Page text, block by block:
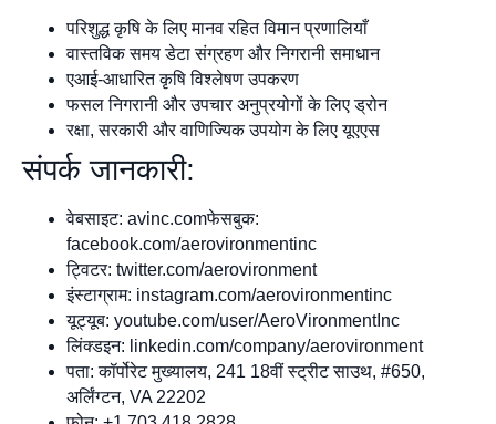
परिशुद्ध कृषि के लिए मानव रहित विमान प्रणालियाँ
वास्तविक समय डेटा संग्रहण और निगरानी समाधान
एआई-आधारित कृषि विश्लेषण उपकरण
फसल निगरानी और उपचार अनुप्रयोगों के लिए ड्रोन
रक्षा, सरकारी और वाणिज्यिक उपयोग के लिए यूएएस
संपर्क जानकारी:
वेबसाइट: avinc.comफेसबुक:
facebook.com/aerovironmentinc
ट्विटर: twitter.com/aerovironment
इंस्टाग्राम: instagram.com/aerovironmentinc
यूट्यूब: youtube.com/user/AeroVironmentInc
लिंक्डइन: linkedin.com/company/aerovironment
पता: कॉर्पोरेट मुख्यालय, 241 18वीं स्ट्रीट साउथ, #650,
अर्लिंग्टन, VA 22202